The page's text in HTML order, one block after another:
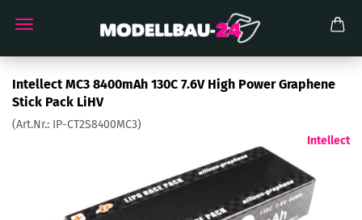
Intellect MC3 8400mAh 130C 7.6V High Power Graphene
Stick Pack LiHV
(Art.Nr.: IP-CT2S8400MC3)
Intellect